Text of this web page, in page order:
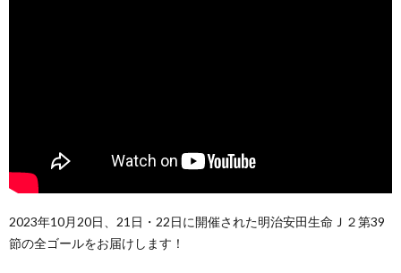
2023年10月20日、21日・22日に開催された明治安田生命Ｊ２第39
節の全ゴールをお届けします！